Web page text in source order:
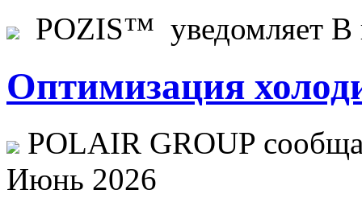
POZIS™ уведомляет В
Оптимизация
POLAIR GROUP
Июнь 2026